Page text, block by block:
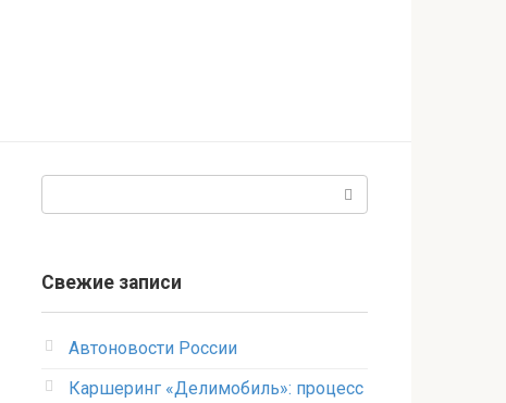
Свежие записи
Автоновости России
Каршеринг «Делимобиль»: процесс